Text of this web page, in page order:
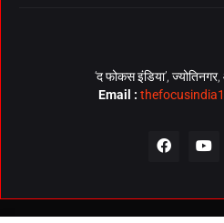
‘द फोकस इंडिया’, ज्योतिनगर,
Email :